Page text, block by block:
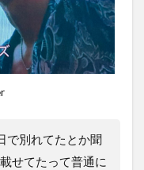
で別れてたとか聞
せてたって普通に